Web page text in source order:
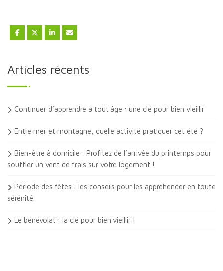
Articles récents
Continuer d’apprendre à tout âge : une clé pour bien vieillir
Entre mer et montagne, quelle activité pratiquer cet été ?
Bien-être à domicile : Profitez de l’arrivée du printemps pour
souffler un vent de frais sur votre logement !
Période des fêtes : les conseils pour les appréhender en toute
sérénité.
Le bénévolat : la clé pour bien vieillir !